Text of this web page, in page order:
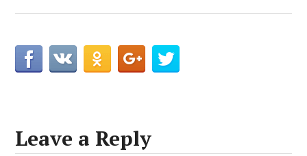
Leave a Reply